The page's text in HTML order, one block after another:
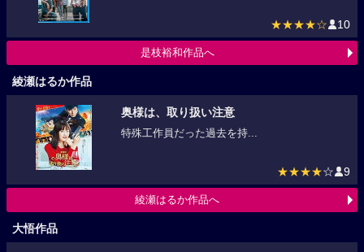
★★★★☆ 10
是枝裕和作品へ
綾瀬はるか作品
奥様は、取り扱い注意
特殊工作員だった過去を持...
★★★★ ☆ 9
綾瀬はるか作品へ
大悟作品